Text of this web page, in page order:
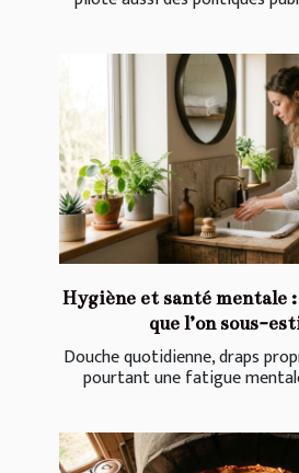
Hygiène et santé
que l’on sous-
Douche quotidienne, draps
pourtant une fatigue